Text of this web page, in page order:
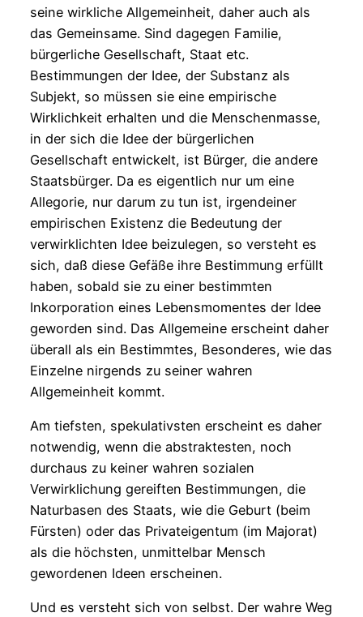
seine wirkliche Allgemeinheit, daher auch als
das Gemeinsame. Sind dagegen Familie,
bürgerliche Gesellschaft, Staat etc.
Bestimmungen der Idee, der Substanz als
Subjekt, so müssen sie eine empirische
Wirklichkeit erhalten und die Menschenmasse,
in der sich die Idee der bürgerlichen
Gesellschaft entwickelt, ist Bürger, die andere
Staatsbürger. Da es eigentlich nur um eine
Allegorie, nur darum zu tun ist, irgendeiner
empirischen Existenz die Bedeutung der
verwirklichten Idee beizulegen, so versteht es
sich, daß diese Gefäße ihre Bestimmung erfüllt
haben, sobald sie zu einer bestimmten
Inkorporation eines Lebensmomentes der Idee
geworden sind. Das Allgemeine erscheint daher
überall als ein Bestimmtes, Besonderes, wie das
Einzelne nirgends zu seiner wahren
Allgemeinheit kommt.
Am tiefsten, spekulativsten erscheint es daher
notwendig, wenn die abstraktesten, noch
durchaus zu keiner wahren sozialen
Verwirklichung gereiften Bestimmungen, die
Naturbasen des Staats, wie die Geburt (beim
Fürsten) oder das Privateigentum (im Majorat)
als die höchsten, unmittelbar Mensch
gewordenen Ideen erscheinen.
Und es versteht sich von selbst. Der wahre Weg